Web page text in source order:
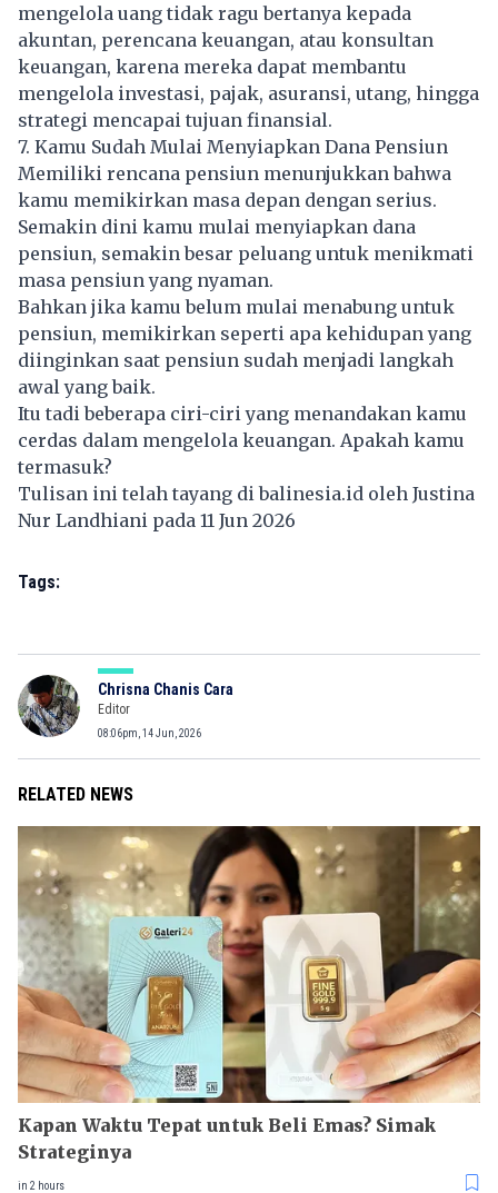
mengelola uang tidak ragu bertanya kepada
akuntan, perencana keuangan, atau konsultan
keuangan, karena mereka dapat membantu
mengelola investasi, pajak, asuransi, utang, hingga
strategi mencapai tujuan finansial.
7. Kamu Sudah Mulai Menyiapkan Dana Pensiun
Memiliki rencana pensiun menunjukkan bahwa
kamu memikirkan masa depan dengan serius.
Semakin dini kamu mulai menyiapkan dana
pensiun, semakin besar peluang untuk menikmati
masa pensiun yang nyaman.
Bahkan jika kamu belum mulai menabung untuk
pensiun, memikirkan seperti apa kehidupan yang
diinginkan saat pensiun sudah menjadi langkah
awal yang baik.
Itu tadi beberapa ciri-ciri yang menandakan kamu
cerdas dalam mengelola keuangan. Apakah kamu
termasuk?
Tulisan ini telah tayang dibalinesia.id oleh Justina
Nur Landhiani pada 11 Jun 2026
Tags:
Chrisna Chanis Cara
Editor
08:06pm, 14 Jun, 2026
RELATED NEWS
Kapan Waktu Tepat untuk Beli Emas? Simak
Strateginya
in 2 hours